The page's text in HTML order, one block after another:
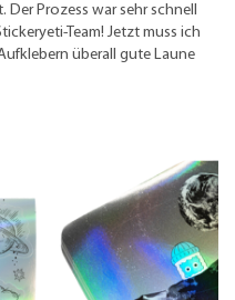
Prozess war sehr schnell
Team! Jetzt muss ich
überall gute Laune